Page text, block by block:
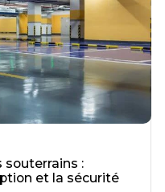
souterrains :
et la sécurité